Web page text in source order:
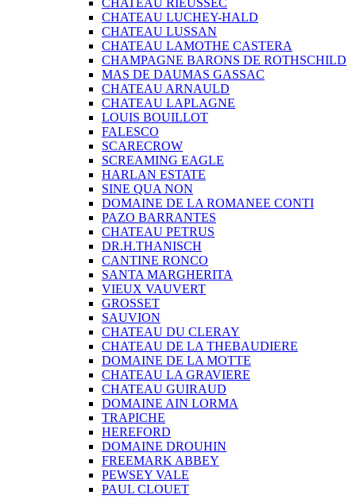
CHATEAU RIEUSSEC
CHATEAU LUCHEY-HALD
CHATEAU LUSSAN
CHATEAU LAMOTHE CASTERA
CHAMPAGNE BARONS DE ROTHSCHILD
MAS DE DAUMAS GASSAC
CHATEAU ARNAULD
CHATEAU LAPLAGNE
LOUIS BOUILLOT
FALESCO
SCARECROW
SCREAMING EAGLE
HARLAN ESTATE
SINE QUA NON
DOMAINE DE LA ROMANEE CONTI
PAZO BARRANTES
CHATEAU PETRUS
DR.H.THANISCH
CANTINE RONCO
SANTA MARGHERITA
VIEUX VAUVERT
GROSSET
SAUVION
CHATEAU DU CLERAY
CHATEAU DE LA THEBAUDIERE
DOMAINE DE LA MOTTE
CHATEAU LA GRAVIERE
CHATEAU GUIRAUD
DOMAINE AIN LORMA
TRAPICHE
HEREFORD
DOMAINE DROUHIN
FREEMARK ABBEY
PEWSEY VALE
PAUL CLOUET